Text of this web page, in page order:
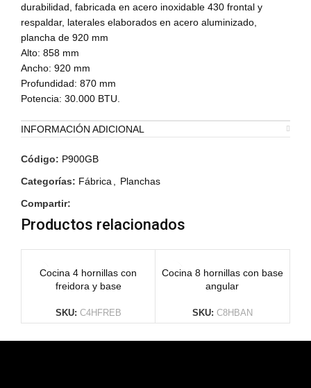
durabilidad, fabricada en acero inoxidable 430 frontal y
respaldar, laterales elaborados en acero aluminizado,
plancha de 920 mm
Alto: 858 mm
Ancho: 920 mm
Profundidad: 870 mm
Potencia: 30.000 BTU.
INFORMACIÓN ADICIONAL
Código: P900GB
Categorías: Fábrica
Planchas
Compartir:
Productos relacionados
Cocina 4 hornillas con
freidora y base
SKU: C4HFREB
Cocina 8 hornillas con base
angular
SKU: C8HBAN